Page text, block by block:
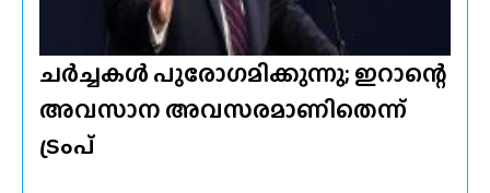
ചർച്ചകൾ പുരോഗമിക്കുന്നു; ഇറാന്റെ
അവസാന അവസരമാണിതെന്ന്
ട്രംപ്